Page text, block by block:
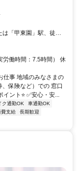
「甲東園」駅、徒歩
労働時間：7.5時間） 休
仕事 地域のみなさまの
保険など）での 窓口
ント⭐ ✅安心・安...
ク通勤OK
車通勤OK
費支給
長期歓迎